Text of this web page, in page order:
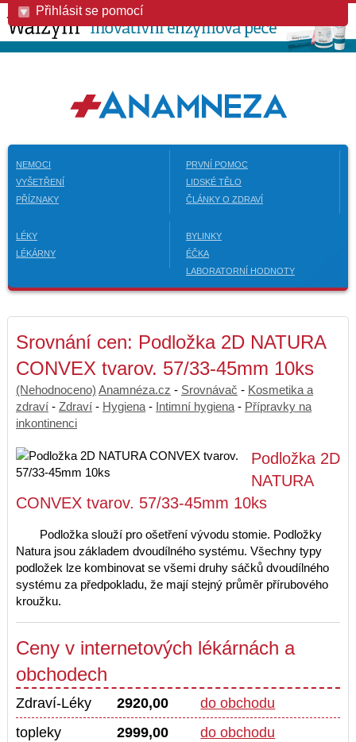
Přihlásit se pomocí
NEMOCI
VYŠETŘENÍ
PŘÍZNAKY
PRVNÍ POMOC
LIDSKÉ TĚLO
ČLÁNKY O ZDRAVÍ
LÉKY
LÉKÁRNY
BYLINKY
ÉČKA
LABORATORNÍ HODNOTY
Srovnání cen: Podložka 2D NATURA
CONVEX tvarov. 57/33-45mm 10ks
(Nehodnoceno) Anamnéza.cz - Srovnávač - Kosmetika a
zdraví - Zdraví - Hygiena - Intimní hygiena - Přípravky na
inkontinenci
Podložka 2D
NATURA
CONVEX tvarov. 57/33-45mm 10ks
Podložka slouží pro ošetření vývodu stomie. Podložky
Natura jsou základem dvoudílného systému. Všechny typy
podložek lze kombinovat se všemi druhy sáčků dvoudílného
systému za předpokladu, že mají stejný průměr přírubového
kroužku.
Ceny v internetových lékárnách a
obchodech
Zdraví-Léky 2920,00
do obchodu
topleky
2999,00 do obchodu